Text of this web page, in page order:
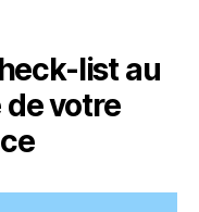
list au
votre